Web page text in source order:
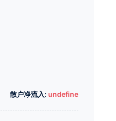
散户净流入: undefined